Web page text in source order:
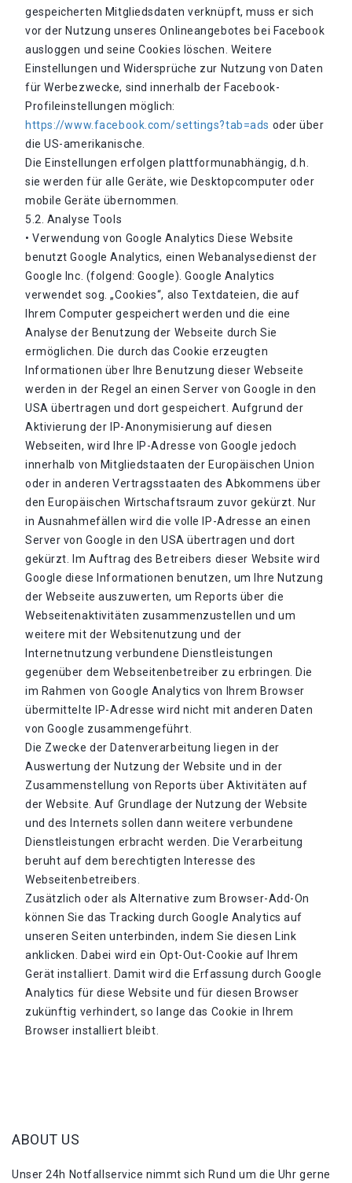
gespeicherten Mitgliedsdaten verknüpft, muss er sich
vor der Nutzung unseres Onlineangebotes bei Facebook
ausloggen und seine Cookies löschen. Weitere
Einstellungen und Widersprüche zur Nutzung von Daten
für Werbezwecke, sind innerhalb der Facebook-
Profileinstellungen möglich:
https://www.facebook.com/settings?tab=ads oder über
die US-amerikanische.
Die Einstellungen erfolgen plattformunabhängig, d.h.
sie werden für alle Geräte, wie Desktopcomputer oder
mobile Geräte übernommen.
5.2. Analyse Tools
• Verwendung von Google Analytics Diese Website
benutzt Google Analytics, einen Webanalysedienst der
Google Inc. (folgend: Google). Google Analytics
verwendet sog. „Cookies“, also Textdateien, die auf
Ihrem Computer gespeichert werden und die eine
Analyse der Benutzung der Webseite durch Sie
ermöglichen. Die durch das Cookie erzeugten
Informationen über Ihre Benutzung dieser Webseite
werden in der Regel an einen Server von Google in den
USA übertragen und dort gespeichert. Aufgrund der
Aktivierung der IP-Anonymisierung auf diesen
Webseiten, wird Ihre IP-Adresse von Google jedoch
innerhalb von Mitgliedstaaten der Europäischen Union
oder in anderen Vertragsstaaten des Abkommens über
den Europäischen Wirtschaftsraum zuvor gekürzt. Nur
in Ausnahmefällen wird die volle IP-Adresse an einen
Server von Google in den USA übertragen und dort
gekürzt. Im Auftrag des Betreibers dieser Website wird
Google diese Informationen benutzen, um Ihre Nutzung
der Webseite auszuwerten, um Reports über die
Webseitenaktivitäten zusammenzustellen und um
weitere mit der Websitenutzung und der
Internetnutzung verbundene Dienstleistungen
gegenüber dem Webseitenbetreiber zu erbringen. Die
im Rahmen von Google Analytics von Ihrem Browser
übermittelte IP-Adresse wird nicht mit anderen Daten
von Google zusammengeführt.
Die Zwecke der Datenverarbeitung liegen in der
Auswertung der Nutzung der Website und in der
Zusammenstellung von Reports über Aktivitäten auf
der Website. Auf Grundlage der Nutzung der Website
und des Internets sollen dann weitere verbundene
Dienstleistungen erbracht werden. Die Verarbeitung
beruht auf dem berechtigten Interesse des
Webseitenbetreibers.
Zusätzlich oder als Alternative zum Browser-Add-On
können Sie das Tracking durch Google Analytics auf
unseren Seiten unterbinden, indem Sie diesen Link
anklicken. Dabei wird ein Opt-Out-Cookie auf Ihrem
Gerät installiert. Damit wird die Erfassung durch Google
Analytics für diese Website und für diesen Browser
zukünftig verhindert, so lange das Cookie in Ihrem
Browser installiert bleibt.
ABOUT US
Unser 24h Notfallservice nimmt sich Rund um die Uhr gerne